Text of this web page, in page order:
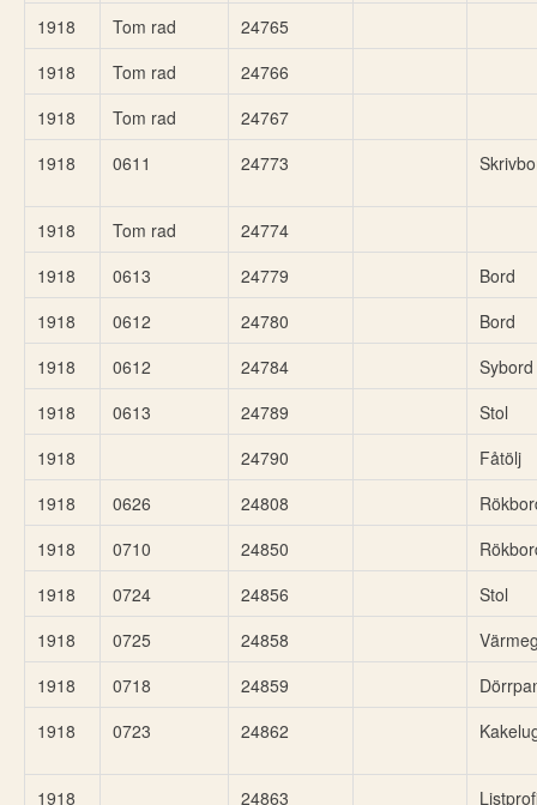
1918
Tom rad
24765
1918
Tom rad
24766
1918
Tom rad
24767
1918
0611 24773
1918 Tom rad
24774
1918
0613 24779
Bord
1918
0612 24780
Bord
1918
0612 24784
Sybord
1918
0613 24789
Stol
1918
24790
Fåtölj
1918
0626 24808
1918
0710 24850
1918
0724 24856
Stol
1918
0725 24858
1918
0718 24859
1918
0723 24862
1918 24863